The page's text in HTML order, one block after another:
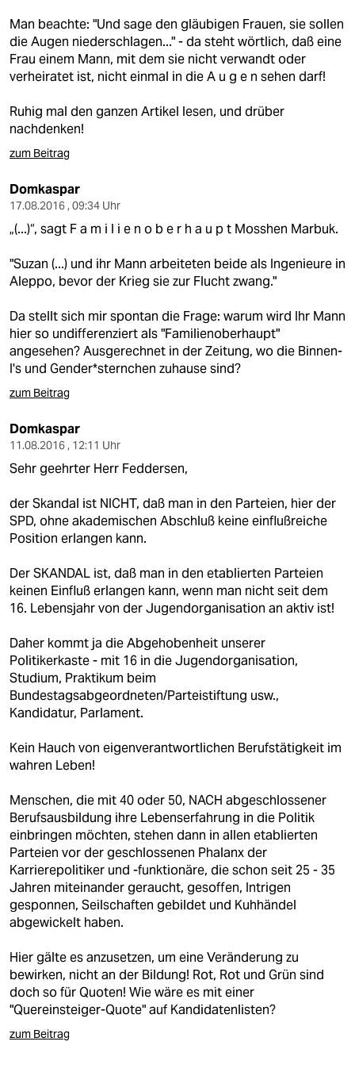
Man beachte: "Und sage den gläubigen Frauen, sie sollen
die Augen niederschlagen..." - da steht wörtlich, daß eine
Frau einem Mann, mit dem sie nicht verwandt oder
verheiratet ist, nicht einmal in die A u g e n sehen darf!
Ruhig mal den ganzen Artikel lesen, und drüber
nachdenken!
zum Beitrag
Domkaspar
17.08.2016 , 09:34 Uhr
„(...)“, sagt F a m i l i e n o b e r h a u p t Mosshen Marbuk.
"Suzan (...) und ihr Mann arbeiteten beide als Ingenieure in
Aleppo, bevor der Krieg sie zur Flucht zwang."
Da stellt sich mir spontan die Frage: warum wird Ihr Mann
hier so undifferenziert als "Familienoberhaupt"
angesehen? Ausgerechnet in der Zeitung, wo die Binnen-
I's und Gender*sternchen zuhause sind?
zum Beitrag
Domkaspar
11.08.2016 , 12:11 Uhr
Sehr geehrter Herr Feddersen,
der Skandal ist NICHT, daß man in den Parteien, hier der
SPD, ohne akademischen Abschluß keine einflußreiche
Position erlangen kann.
Der SKANDAL ist, daß man in den etablierten Parteien
keinen Einfluß erlangen kann, wenn man nicht seit dem
16. Lebensjahr von der Jugendorganisation an aktiv ist!
Daher kommt ja die Abgehobenheit unserer
Politikerkaste - mit 16 in die Jugendorganisation,
Studium, Praktikum beim
Bundestagsabgeordneten/Parteistiftung usw.,
Kandidatur, Parlament.
Kein Hauch von eigenverantwortlichen Berufstätigkeit im
wahren Leben!
Menschen, die mit 40 oder 50, NACH abgeschlossener
Berufsausbildung ihre Lebenserfahrung in die Politik
einbringen möchten, stehen dann in allen etablierten
Parteien vor der geschlossenen Phalanx der
Karrierepolitiker und -funktionäre, die schon seit 25 - 35
Jahren miteinander geraucht, gesoffen, Intrigen
gesponnen, Seilschaften gebildet und Kuhhändel
abgewickelt haben.
Hier gälte es anzusetzen, um eine Veränderung zu
bewirken, nicht an der Bildung! Rot, Rot und Grün sind
doch so für Quoten! Wie wäre es mit einer
"Quereinsteiger-Quote" auf Kandidatenlisten?
zum Beitrag